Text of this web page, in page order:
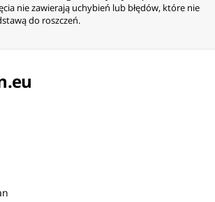
nie zawierają uchybień lub błędów, które nie
do roszczeń.